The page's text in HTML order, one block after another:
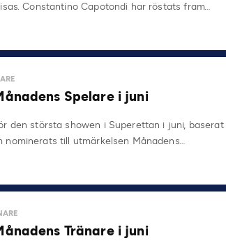
Constantino Capotondi har röstats fram…
Spelare i juni
den största showen i Superettan i juni, baserat
nominerats till utmärkelsen Månadens…
Tränare i juni